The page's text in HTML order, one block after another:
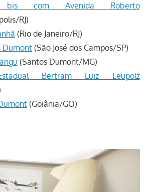
com Avenida Roberto
RJ)
(Rio de Janeiro/RJ)
Dumont(São José dos Campos/SP)
(Santos Dumont/MG)
Bertram Luiz Leupolz
(Goiânia/GO)